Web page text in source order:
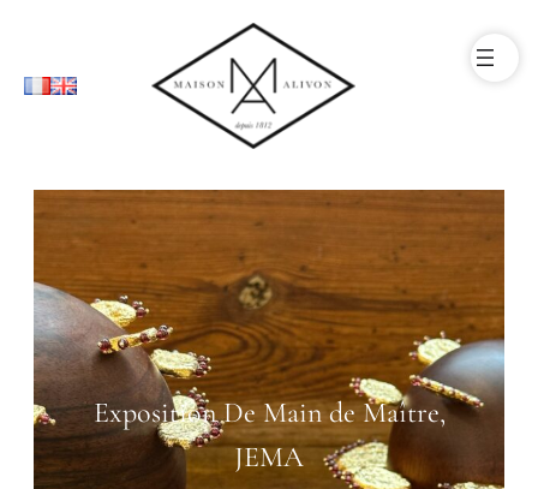
Exposition De Main de Maître,
JEMA